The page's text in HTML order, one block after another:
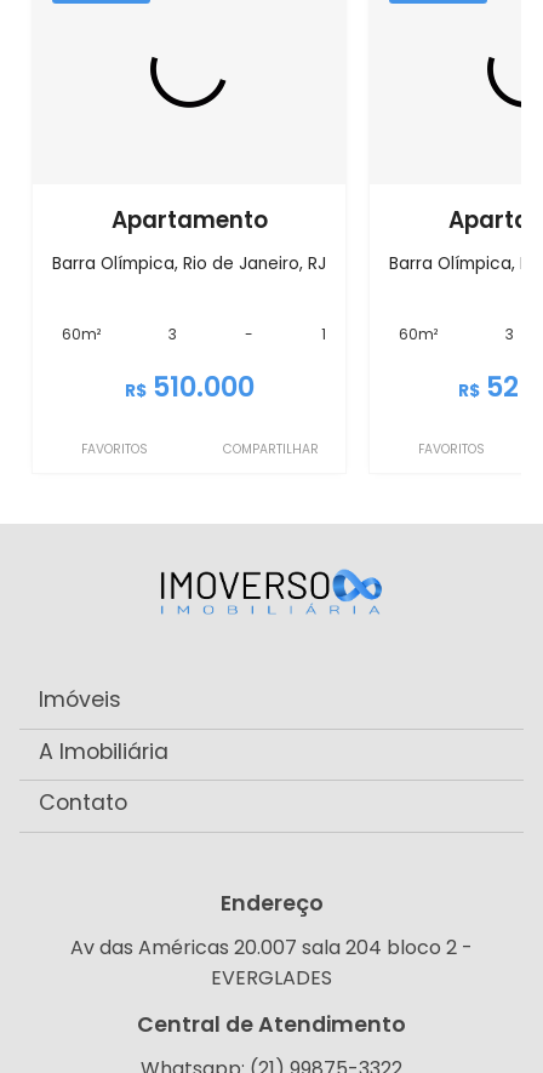
Apartamento
Barra Olímpica, Rio de Janeiro, RJ
60m² 3 - 1
R$ 510.000
FAVORITOS COMPARTILHAR
Barra Olímpica,
60m² 3
R$
FAVORITOS
Imóveis
A Imobiliária
Contato
Endereço
Av das Américas 20.007 sala 204 bloco 2 -
EVERGLADES
Central de Atendimento